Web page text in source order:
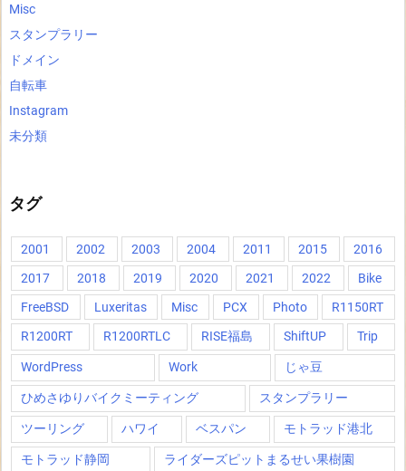
Misc
スタンプラリー
ドメイン
自転車
Instagram
未分類
タグ
2001 2002 2003 2004 2011 2015
2016
2017
2018 2019 2020 2021 2022
Bike
FreeBSD
Luxeritas Misc PCX Photo
R1150RT
R1200RT
R1200RTLC RISE福島 ShiftUP Trip
WordPress Work じゃ豆
ひめさゆりバイクミーティング スタンプラリー
ツーリング ハワイ ベスパン モトラッド港北
モトラッド静岡 ライダーズピットまるせい果樹園